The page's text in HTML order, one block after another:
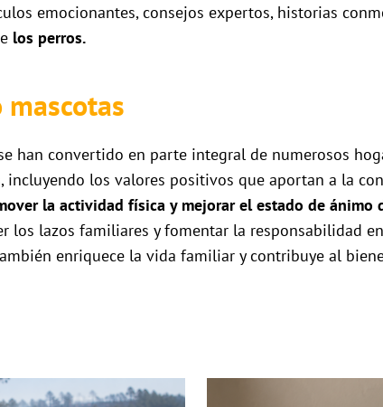
emocionantes, consejos expertos, historias
los perros.
mascotas
han convertido en parte integral de numerosos
incluyendo los valores positivos que aportan a la
la actividad física y mejorar el estado de ánimo
los lazos familiares y fomentar la responsabilidad
enriquece la vida familiar y contribuye al